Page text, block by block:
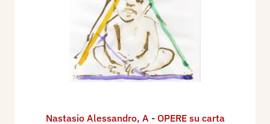
Nastasio Alessandro, A - OPERE su carta